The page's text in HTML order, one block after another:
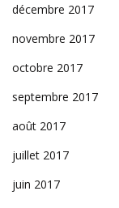
décembre 2017
novembre 2017
octobre 2017
septembre 2017
août 2017
juillet 2017
juin 2017